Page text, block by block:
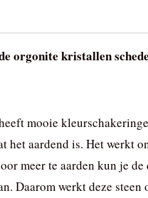
orgonite kristallen
mooie
het aardend is. Het werkt
meer te aarden kun je
Daarom werkt deze steen